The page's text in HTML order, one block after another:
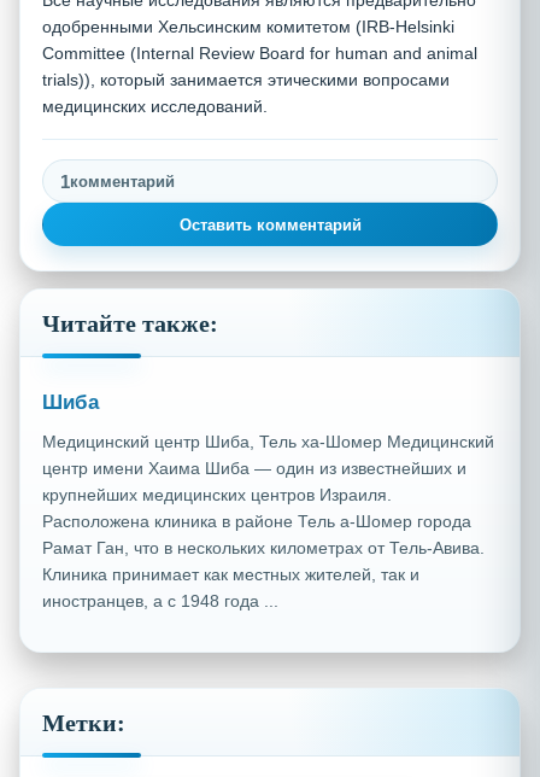
одобренными Хельсинским комитетом (IRB-Helsinki
Committee (Internal Review Board for human and animal
trials)), который занимается этическими вопросами
медицинских исследований.
1комментарий
Оставить комментарий
Читайте также:
Шиба
Медицинский центр Шиба, Тель ха-Шомер Медицинский
центр имени Хаима Шиба — один из известнейших и
крупнейших медицинских центров Израиля.
Расположена клиника в районе Тель а-Шомер города
Рамат Ган, что в нескольких километрах от Тель-Авива.
Клиника принимает как местных жителей, так и
иностранцев, а с 1948 года ...
Метки: